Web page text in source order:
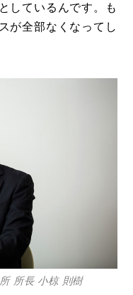
しているんです。も
が全部なくなってし
所長 小椋 則樹